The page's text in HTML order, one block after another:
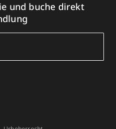
und buche direkt